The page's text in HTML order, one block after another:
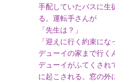
手配していたバスに生
る。運転手さんが
「先生は？」
「迎えに行く約束にな
デューイの家まで行く
デューイがふてくされ
に起こされる。窓の外